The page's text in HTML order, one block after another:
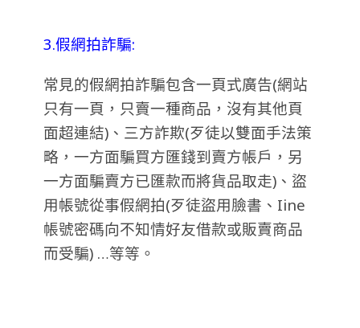
3.假網拍詐騙:
常見的假網拍詐騙包含一頁式廣告(網站
只有一頁，只賣一種商品，沒有其他頁
面超連結)、三方詐欺(歹徒以雙面手法策
略，一方面騙買方匯錢到賣方帳戶，另
一方面騙賣方已匯款而將貨品取走)、盜
用帳號從事假網拍(歹徒盜用臉書、Iine
帳號密碼向不知情好友借款或販賣商品
而受騙) …等等。